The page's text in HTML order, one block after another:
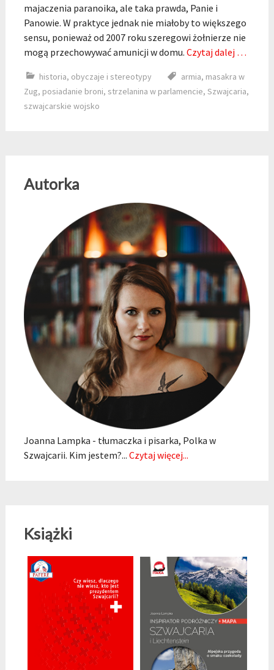
majaczenia paranoika, ale taka prawda, Panie i
Panowie. W praktyce jednak nie miałoby to większego
sensu, ponieważ od 2007 roku szeregowi żołnierze nie
mogą przechowywać amunicji w domu. Czytaj dalej …
historia, obyczaje i stereotypy armia, masakra w
Zug, posiadanie broni, strzelanina w parlamencie, Szwajcaria,
szwajcarskie wojsko
Autorka
Joanna Lampka - tłumaczka i pisarka, Polka w
Szwajcarii. Kim jestem?... Czytaj więcej...
Książki